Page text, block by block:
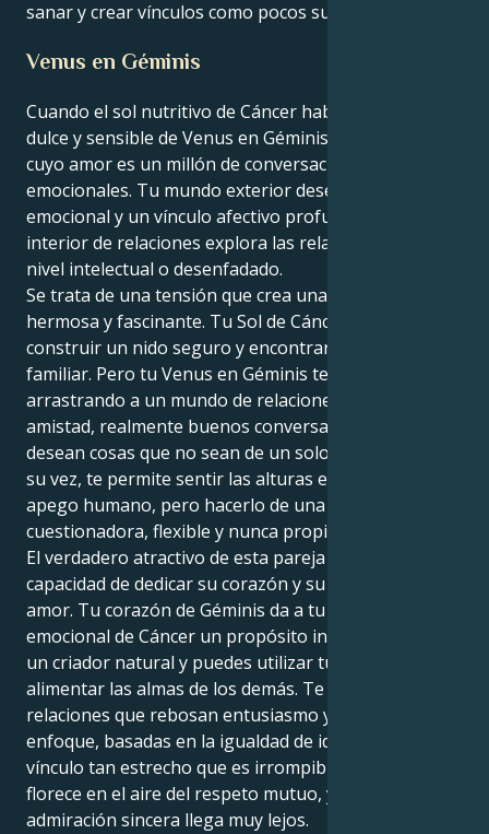
sanar y crear vínculos como pocos sueñan siquiera.
Venus en Géminis
Cuando el sol nutritivo de Cáncer habita el cuerpo
dulce y sensible de Venus en Géminis, eres alguien
cuyo amor es un millón de conversaciones
emocionales. Tu mundo exterior desea seguridad
emocional y un vínculo afectivo profundo; tu mundo
interior de relaciones explora las relaciones a un
nivel intelectual o desenfadado.
Se trata de una tensión que crea una atracción
hermosa y fascinante. Tu Sol de Cáncer anhela
construir un nido seguro y encontrar consuelo en lo
familiar. Pero tu Venus en Géminis te está
arrastrando a un mundo de relaciones basadas en la
amistad, realmente buenos conversadores y que
desean cosas que no sean de un solo sabor. Esto, a
su vez, te permite sentir las alturas emocionales del
apego humano, pero hacerlo de una forma que es
cuestionadora, flexible y nunca propietaria.
El verdadero atractivo de esta pareja es que tienen la
capacidad de dedicar su corazón y su cerebro al
amor. Tu corazón de Géminis da a tu sensibilidad
emocional de Cáncer un propósito intelectual, eres
un criador natural y puedes utilizar tus palabras para
alimentar las almas de los demás. Te atraen las
relaciones que rebosan entusiasmo y un nuevo
enfoque, basadas en la igualdad de ideas y en un
vínculo tan estrecho que es irrompible: tu amor
florece en el aire del respeto mutuo, y un poco de
admiración sincera llega muy lejos.